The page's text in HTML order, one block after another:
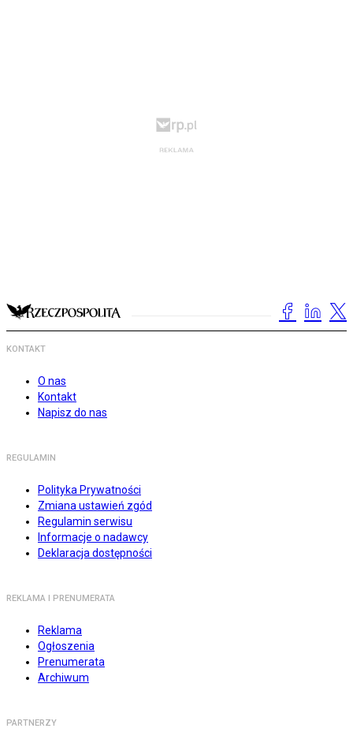
KONTAKT
O nas
Kontakt
Napisz do nas
REGULAMIN
Polityka Prywatności
Zmiana ustawień zgód
Regulamin serwisu
Informacje o nadawcy
Deklaracja dostępności
REKLAMA I PRENUMERATA
Reklama
Ogłoszenia
Prenumerata
Archiwum
PARTNERZY